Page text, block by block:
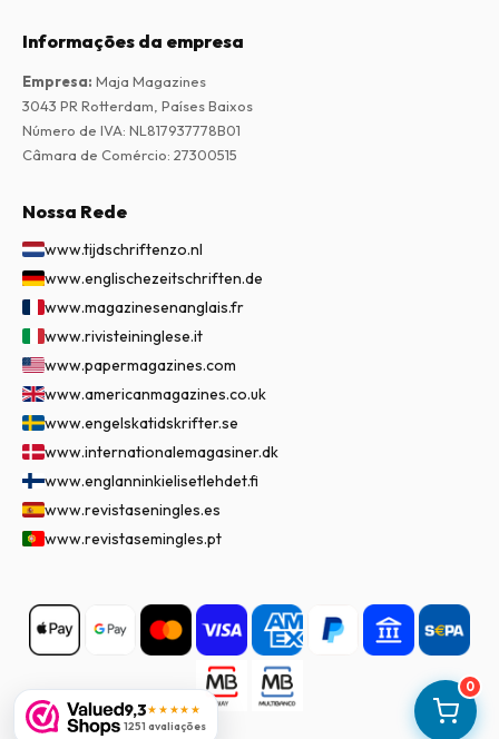
0
9,3★★★★★
1251 avaliações
Informações da empresa
Empresa: Maja Magazines
3043 PR Rotterdam, Países Baixos
Número de IVA: NL817937778B01
Câmara de Comércio: 27300515
Nossa Rede
www.tijdschriftenzo.nl
www.englischezeitschriften.de
www.magazinesenanglais.fr
www.rivisteininglese.it
www.papermagazines.com
www.americanmagazines.co.uk
www.engelskatidskrifter.se
www.internationalemagasiner.dk
www.englanninkielisetlehdet.fi
www.revistaseningles.es
www.revistasemingles.pt